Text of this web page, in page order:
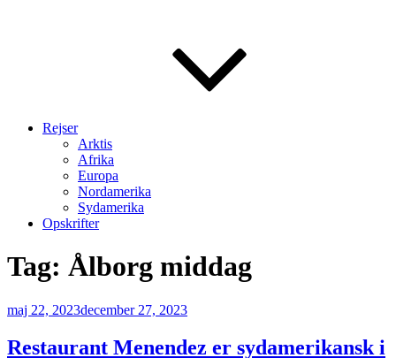
Rejser
Arktis
Afrika
Europa
Nordamerika
Sydamerika
Opskrifter
Tag: Ålborg middag
Udgivet
maj 22, 2023december 27, 2023
Restaurant Menendez er sydamerikansk i